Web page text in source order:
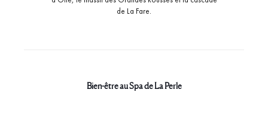
de La Fare.
Bien-être au Spa de La Perle